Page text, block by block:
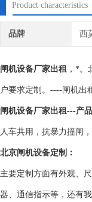
Product characteristics
品牌 西
闸机设备厂家出租 ，*。
户要求定制。----闸机出
闸机设备厂家出租---产
人车共用，抗暴力撞闸
北京闸机设备定制：
主要定制方面有外观、
器、通信指示等，还有